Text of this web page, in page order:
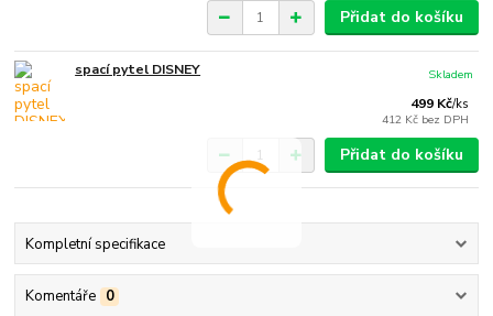
Přidat do košíku
spací pytel DISNEY
499 Kč/ks
412 Kč bez DPH
Skladem
Přidat do košíku
Kompletní specifikace
Komentáře 0